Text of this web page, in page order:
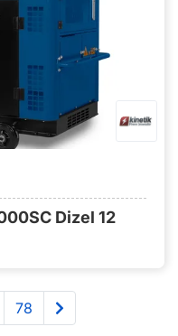
Dizel 12
78